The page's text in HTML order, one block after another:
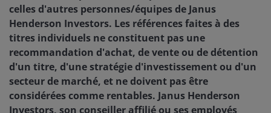
celles d'autres personnes/équipes de Janus
Henderson Investors. Les références faites à des
titres individuels ne constituent pas une
recommandation d'achat, de vente ou de détention
d'un titre, d'une stratégie d'investissement ou d'un
secteur de marché, et ne doivent pas être
considérées comme rentables. Janus Henderson
Investors, son conseiller affilié ou ses employés